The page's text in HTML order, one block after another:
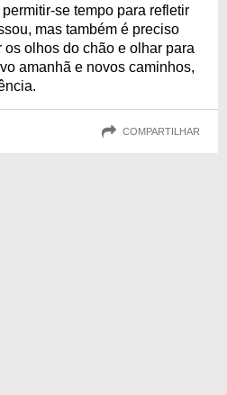
se tempo para refletir
mas também é preciso
os olhos do chão e olhar para
amanhã e novos caminhos,
COMPARTILHAR